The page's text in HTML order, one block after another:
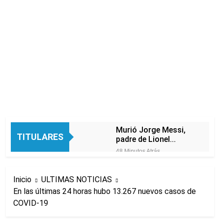
TITULARES
Murió Jorge Messi,
padre de Lionel
Messi, a los 68 años
48 Minutos Atrás
formalmente por
abuso sexual
2 Horas Atrás
La CGT y las dos
Inicio
ULTIMAS NOTICIAS
En las últimas 24 horas hubo 13.267 nuevos casos de
COVID-19